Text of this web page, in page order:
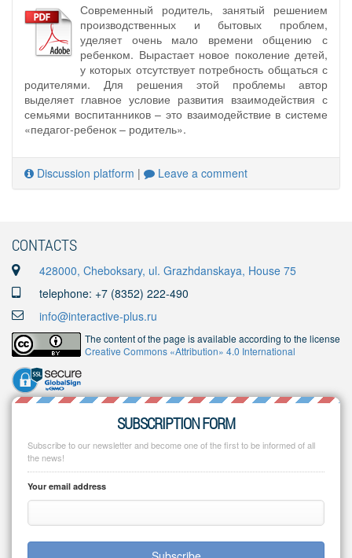
Современный родитель, занятый решением
производственных и бытовых проблем,
уделяет очень мало времени общению с
ребенком. Вырастает новое поколение детей,
у которых отсутствует потребность общаться с
родителями. Для решения этой проблемы автор
выделяет главное условие развития взаимодействия с
семьями воспитанников – это взаимодействие в системе
«педагог-ребенок – родитель».
Discussion platform | Leave a comment
CONTACTS
428000, Cheboksary, ul. Grazhdanskaya, House 75
telephone: +7 (8352) 222-490
info@interactive-plus.ru
The content of the page is available according to the license
Creative Commons «Attribution» 4.0 International
SUBSCRIPTION FORM
Subscribe to our newsletter and become one of the first to be informed of all
the news!
Your email address